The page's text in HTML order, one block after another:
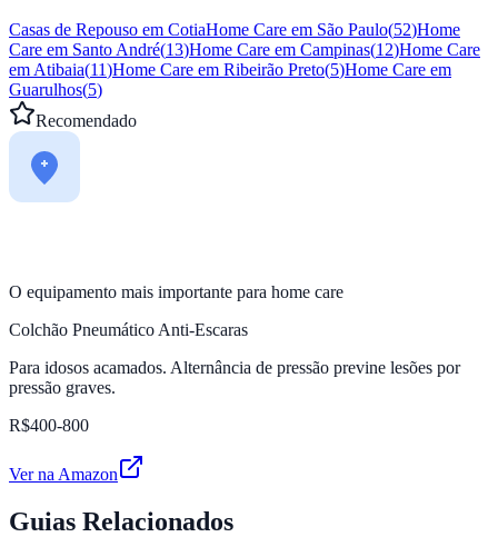
Casas de Repouso em CotiaHome Care em São Paulo(52)Home
Care em Santo André(13)Home Care em Campinas(12)Home Care
em Atibaia(11)Home Care em Ribeirão Preto(5)Home Care em
Guarulhos(5)
Recomendado
O equipamento mais importante para home care
Colchão Pneumático Anti-Escaras
Para idosos acamados. Alternância de pressão previne lesões por
pressão graves.
R$400-800
Ver na Amazon
Guias Relacionados